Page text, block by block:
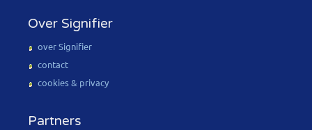
Over Signifier
over Signifier
contact
cookies & privacy
Partners